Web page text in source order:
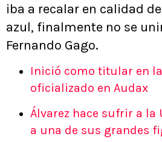
iba a recalar en calidad
azul, finalmente no se
Fernando Gago.
Inició como titular en
oficializado en Audax
Álvarez hace sufrir a la
a una de sus grandes